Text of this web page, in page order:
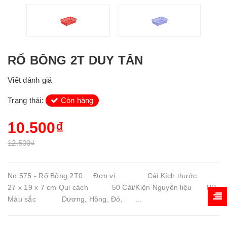
RỔ BÔNG 2T DUY TÂN
Viết đánh giá
Trạng thái: Còn hàng
10.500₫
12.500₫
No.575 - Rổ Bông 2T0 Đơn vị Cái Kích thước
27 x 19 x 7 cm Qui cách 50 Cái/Kiện Nguyên liệu PP
Màu sắc Dương, Hồng, Đỏ, ...